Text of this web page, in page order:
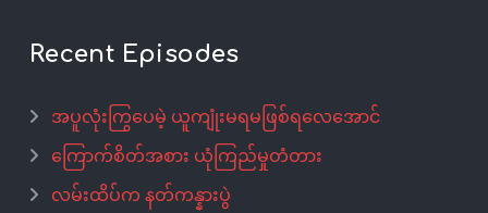
Recent Episodes
အပူလုံးကြွပေမဲ့ ယူကျုံးမရမဖြစ်ရလေအောင်
ကြောက်စိတ်အစား ယုံကြည်မှုတံတား
လမ်းထိပ်က နတ်ကန္နားပွဲ